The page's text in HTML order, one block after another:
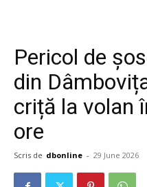
Pericol de
din
criță la volan
ore
Scris de dbonline - 29 June 2026